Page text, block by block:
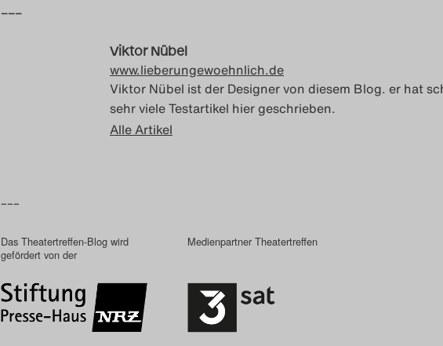
–––
Viktor Nübel
www.lieberungewoehnlich.de
Viktor Nübel ist der Designer von diesem Blog. er hat
sehr viele Testartikel hier geschrieben.
Alle Artikel
–––
Das Theatertreffen-Blog wird
gefördert von der
Medienpartner Theatertreffen